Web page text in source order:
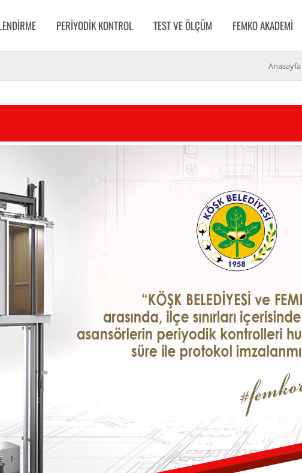
PERIYODIK KONTROL TEST VE ÖLÇÜM FEMKO AKADEMI
Anasayfa